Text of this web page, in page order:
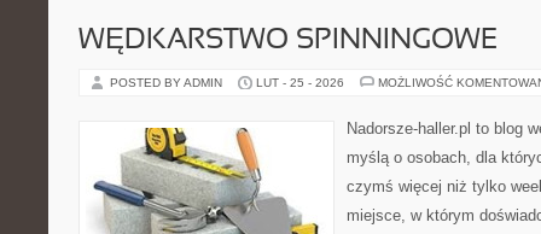
WĘDKARSTWO SPINNINGOWE
POSTED BY ADMIN LUT - 25 - 2026 MOŻLIWOŚĆ
Nadorsze-haller.pl to blog
myślą o osobach, dla
czymś więcej niż tylko
miejsce, w którym